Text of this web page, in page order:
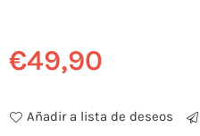
Precio
€49,90
Añadir a lista de deseos